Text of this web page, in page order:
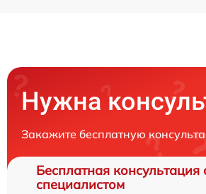
Нужна
Закажите бесплатную
Бесплатная консультация
специалистом